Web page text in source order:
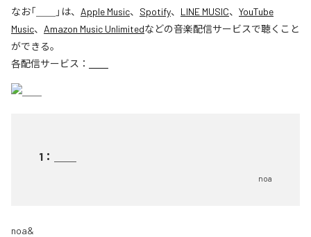
なお「 」は、 Apple Music、 Spotify、 LINE MUSIC、 YouTube
Music、 Amazon Music Unlimitedなどの音楽配信サービスで聴くこと
ができる。
各配信サービス：
1 ：
noa
noa&